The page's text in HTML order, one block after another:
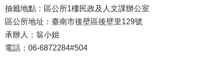
抽籤地點：區公所1樓民政及人文課辦公室
區公所地址：臺南市後壁區後壁里129號
承辦人：翁小姐
電話：06-6872284#504